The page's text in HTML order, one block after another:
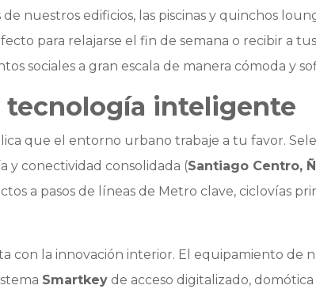
nuestros edificios, las piscinas y quinchos
para relajarse el fin de semana o recibir a
sociales a gran escala de manera cómoda y
inteligente
que el entorno urbano trabaje a tu favor.
y conectividad consolidada (Santiago Centro,
a pasos de líneas de Metro clave, ciclovías
con la innovación interior. El equipamiento de
Smartkeyde acceso digitalizado,